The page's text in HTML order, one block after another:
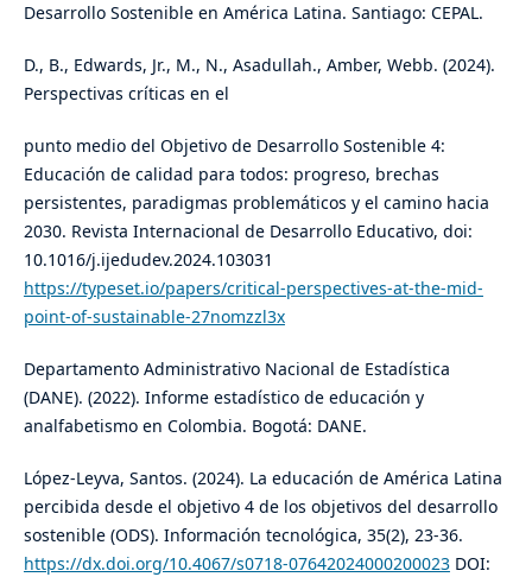
Desarrollo Sostenible en América Latina. Santiago: CEPAL.
D., B., Edwards, Jr., M., N., Asadullah., Amber, Webb. (2024).
Perspectivas críticas en el
punto medio del Objetivo de Desarrollo Sostenible 4:
Educación de calidad para todos: progreso, brechas
persistentes, paradigmas problemáticos y el camino hacia
2030. Revista Internacional de Desarrollo Educativo, doi:
10.1016/j.ijedudev.2024.103031
https://typeset.io/papers/critical-perspectives-at-the-mid-
point-of-sustainable-27nomzzl3x
Departamento Administrativo Nacional de Estadística
(DANE). (2022). Informe estadístico de educación y
analfabetismo en Colombia. Bogotá: DANE.
López-Leyva, Santos. (2024). La educación de América Latina
percibida desde el objetivo 4 de los objetivos del desarrollo
sostenible (ODS). Información tecnológica, 35(2), 23-36.
https://dx.doi.org/10.4067/s0718-07642024000200023DOI: